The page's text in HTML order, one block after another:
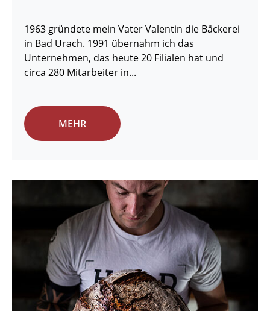
1963 gründete mein Vater Valentin die Bäckerei
in Bad Urach. 1991 übernahm ich das
Unternehmen, das heute 20 Filialen hat und
circa 280 Mitarbeiter in...
MEHR